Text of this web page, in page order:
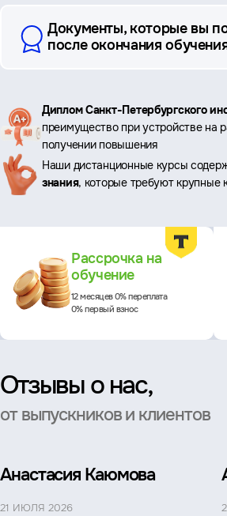
Документы, которые вы
после окончания
Ключевые
преимущества
Диплом Санкт-Петербургского
преимущество при устройстве на
получении повышения
Наши дистанционные курсы
знания, которые требуют крупные
Рассрочка на
обучение
12 месяцев 0% переплата
0% первый взнос
Отзывы о нас,
от выпускников и клиентов
Анастасия Каюмова
21 ИЮЛЯ 2026